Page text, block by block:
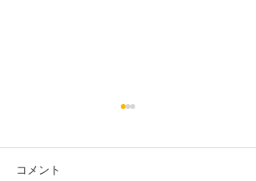
いつも鍼灸マッサージサロン
コメント